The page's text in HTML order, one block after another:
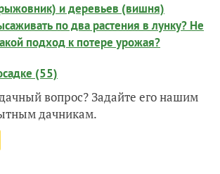
и деревьев (вишня)
по два растения в лунку? Не
подход к потере урожая?
(55)
вопрос? Задайте его нашим
дачникам.